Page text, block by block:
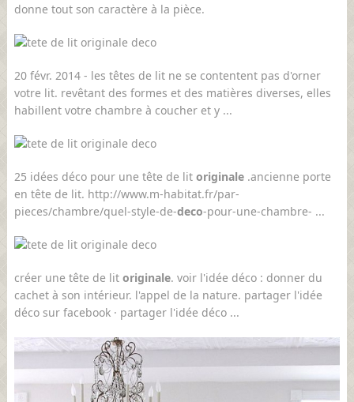
donne tout son caractère à la pièce.
20 févr. 2014 - les têtes de lit ne se contentent pas d'orner
votre lit. revêtant des formes et des matières diverses, elles
habillent votre chambre à coucher et y ...
25 idées déco pour une tête de lit originale.ancienne porte
en tête de lit. http://www.m-habitat.fr/par-
pieces/chambre/quel-style-de-deco-pour-une-chambre- ...
créer une tête de lit originale. voir l'idée déco : donner du
cachet à son intérieur. l'appel de la nature. partager l'idée
déco sur facebook · partager l'idée déco ...